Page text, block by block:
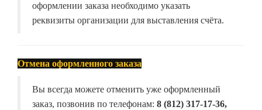
оформлении заказа необходимо указать
реквизиты организации для выставления счёта.
Отмена оформленного заказа
Вы всегда можете отменить уже оформленный
заказ, позвонив по телефонам: 8 (812) 317-17-36,